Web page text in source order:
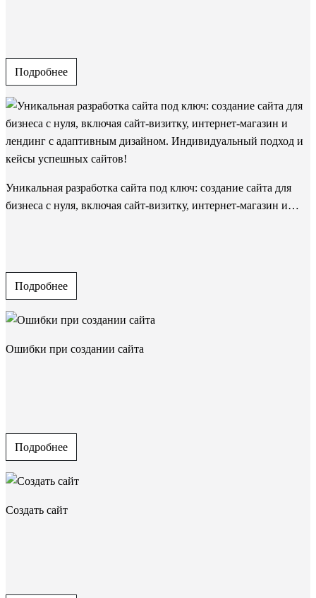
Подробнее
Уникальная разработка сайта под ключ: создание сайта для
бизнеса с нуля, включая сайт-визитку, интернет-магазин и
Подробнее
Ошибки при создании сайта
Подробнее
Создать сайт